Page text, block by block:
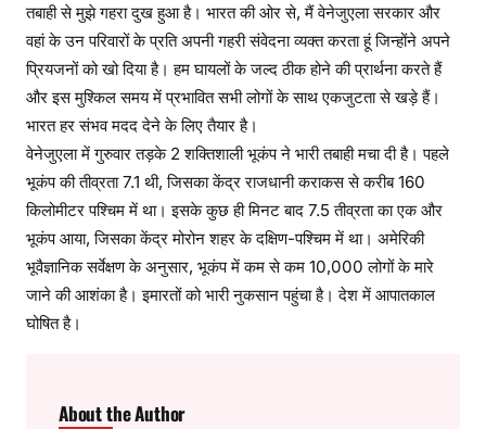
ता
या
दु
ख
ह
र
सं
भ
तबाही से मुझे गहरा दुख हुआ है। भारत की ओर से, मैं वेनेजुएला सरकार और
वहां के उन परिवारों के प्रति अपनी गहरी संवेदना व्यक्त करता हूं जिन्होंने अपने
प्रियजनों को खो दिया है। हम घायलों के जल्द ठीक होने की प्रार्थना करते हैं
और इस मुश्किल समय में प्रभावित सभी लोगों के साथ एकजुटता से खड़े हैं।
भारत हर संभव मदद देने के लिए तैयार है।
वेनेजुएला में गुरुवार तड़के 2 शक्तिशाली भूकंप ने भारी तबाही मचा दी है। पहले
भूकंप की तीव्रता 7.1 थी, जिसका केंद्र राजधानी कराकस से करीब 160
किलोमीटर पश्चिम में था। इसके कुछ ही मिनट बाद 7.5 तीव्रता का एक और
भूकंप आया, जिसका केंद्र मोरोन शहर के दक्षिण-पश्चिम में था। अमेरिकी
भूवैज्ञानिक सर्वेक्षण के अनुसार, भूकंप में कम से कम 10,000 लोगों के मारे
जाने की आशंका है। इमारतों को भारी नुकसान पहुंचा है। देश में आपातकाल
घोषित है।
About the Author